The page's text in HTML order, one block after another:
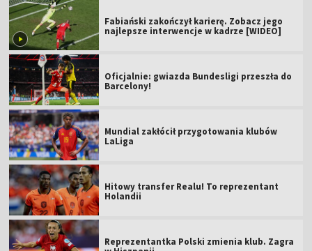
Fabiański zakończył karierę. Zobacz jego
najlepsze interwencje w kadrze [WIDEO]
Oficjalnie: gwiazda Bundesligi przeszła do
Barcelony!
Mundial zakłócił przygotowania klubów
LaLiga
Hitowy transfer Realu! To reprezentant
Holandii
Reprezentantka Polski zmienia klub. Zagra